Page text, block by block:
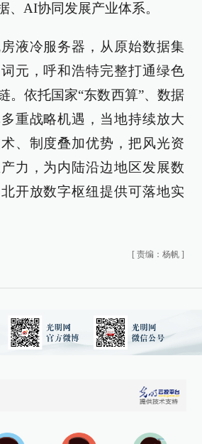
、AI协同发展产业体系。
液冷服务器，从原始数据集
元，呼和浩特完整打通绿色
。依托国家“东数西算”、数据
重战略机遇，当地持续放大
、制度叠加优势，把风光资
力，为内陆沿边地区发展数
开放数字枢纽提供可落地实
[ 责编：杨帆 ]